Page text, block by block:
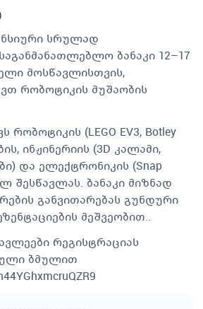
სრულად
ბანაკი 12–17
მოსწავლისთვის,
რობოტიკის მუშაობის
რობოტიკის (LEGO EV3, Botley
ინჟინერიის (3D კალამი,
და ელექტრონიკის (Snap
შესწავლას. ბანაკი მიზნად
განვითარებას გუნდური
მეშვეობით..
რეგისტრაციას
ბმულით